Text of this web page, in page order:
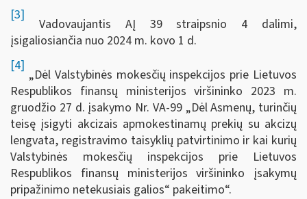
[3]
Vadovaujantis AĮ 39 straipsnio 4 dalimi,
įsigaliosiančia nuo 2024 m. kovo 1 d.
[4]
„Dėl Valstybinės mokesčių inspekcijos prie Lietuvos
Respublikos finansų ministerijos viršininko 2023 m.
gruodžio 27 d. įsakymo Nr. VA-99 „Dėl Asmenų, turinčių
teisę įsigyti akcizais apmokestinamų prekių su akcizų
lengvata, registravimo taisyklių patvirtinimo ir kai kurių
Valstybinės mokesčių inspekcijos prie Lietuvos
Respublikos finansų ministerijos viršininko įsakymų
pripažinimo netekusiais galios“ pakeitimo“.